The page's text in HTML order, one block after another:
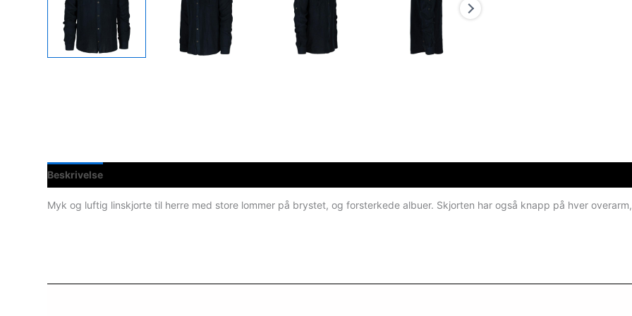
Beskrivelse
Myk og luftig linskjorte til herre med store lommer på brystet, og forsterkede albuer. Skjorten har også knapp på hver